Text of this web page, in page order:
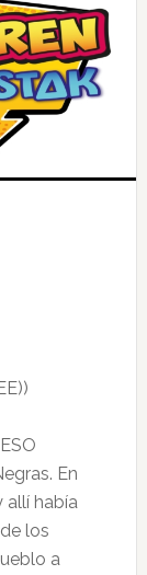
En
allí había
los
a